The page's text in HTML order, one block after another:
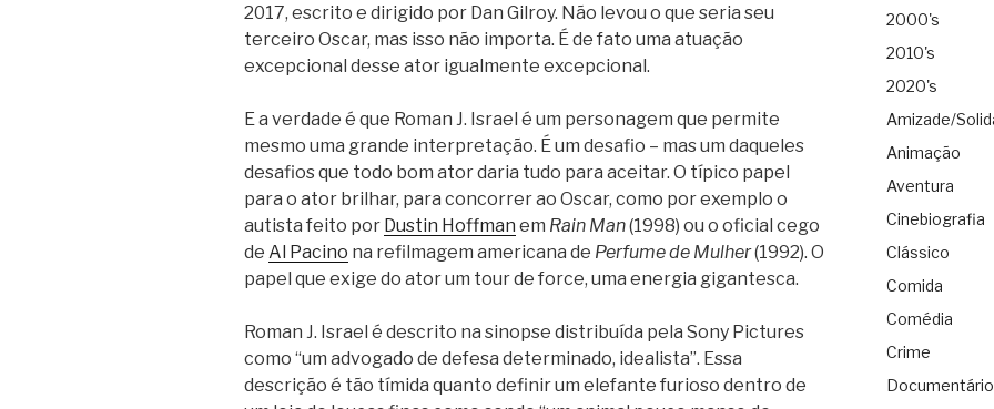
2017, escrito e dirigido por Dan Gilroy. Não levou o que seria seu
terceiro Oscar, mas isso não importa. É de fato uma atuação
excepcional desse ator igualmente excepcional.
E a verdade é que Roman J. Israel é um personagem que permite
mesmo uma grande interpretação. É um desafio – mas um daqueles
desafios que todo bom ator daria tudo para aceitar. O típico papel
para o ator brilhar, para concorrer ao Oscar, como por exemplo o
autista feito por Dustin Hoffman em Rain Man(1998) ou o oficial cego
de Al Pacino na refilmagem americana de Perfume de Mulher(1992). O
papel que exige do ator um tour de force, uma energia gigantesca.
Roman J. Israel é descrito na sinopse distribuída pela Sony Pictures
como “um advogado de defesa determinado, idealista”. Essa
descrição é tão tímida quanto definir um elefante furioso dentro de
2000's
2010's
2020's
Amizade/
Animação
Aventura
Cinebiografia
Clássico
Comida
Comédia
Crime
Documentário